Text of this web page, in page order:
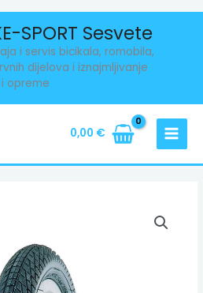
SPORT Sesvete
i servis bicikala, romobila,
dijelova i iznajmljivanje
i opreme
0,00 €